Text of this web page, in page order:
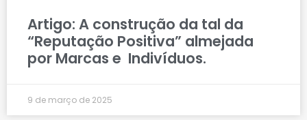
Artigo: A construção da tal da
“Reputação Positiva” almejada
por Marcas e Indivíduos.
9 de março de 2025